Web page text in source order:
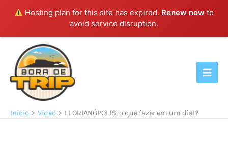
Hosting plan for this site has expired. Renew now to
avoid service disruption.
conteúdo
Início Vídeo FLORIANÓPOLIS, o que fazer em um dia!?